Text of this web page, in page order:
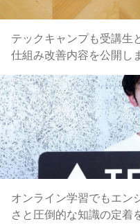
テックキャンプも受講生
仕組み改善内容を公開し
オンライン学習でもエン
さと圧倒的な知識の定着